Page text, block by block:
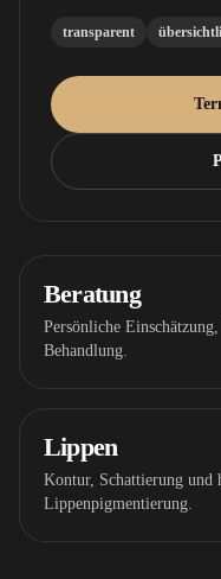
transparent
Beratung
Persönliche
Behandlung.
Lippen
Kontur, Schattierung und
Lippenpigmentierung.